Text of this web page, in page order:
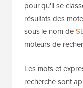
pour qu'il se
résultats des
sous le nom de
moteurs de
Les mots et
recherche sont